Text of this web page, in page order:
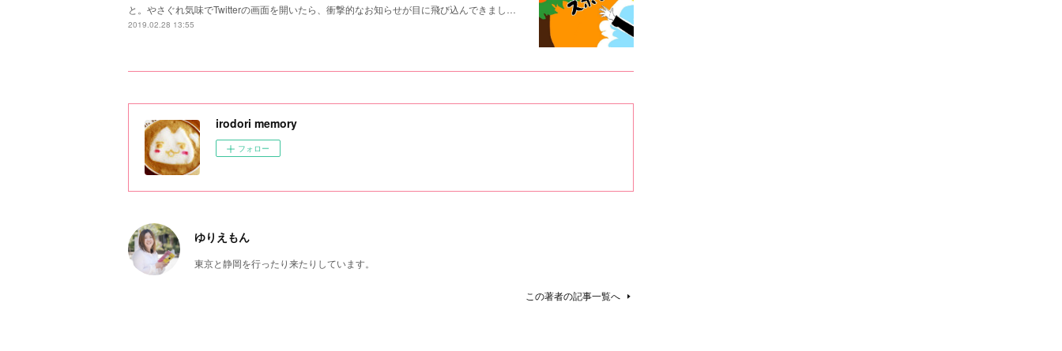
と。やさぐれ気味でTwitterの画面を開いたら、衝撃的なお知らせが目に飛び込んできまし…
2019.02.28 13:55
irodori memory
フォロー
ゆりえもん
東京と静岡を行ったり来たりしています。
この著者の記事一覧へ